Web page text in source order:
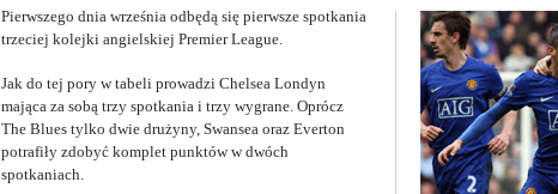
Pierwszego dnia września odbędą się pierwsze spotkania
trzeciej kolejki angielskiej Premier League.
Jak do tej pory w tabeli prowadzi Chelsea Londyn
mająca za sobą trzy spotkania i trzy wygrane. Oprócz
The Blues tylko dwie drużyny, Swansea oraz Everton
potrafiły zdobyć komplet punktów w dwóch
spotkaniach.